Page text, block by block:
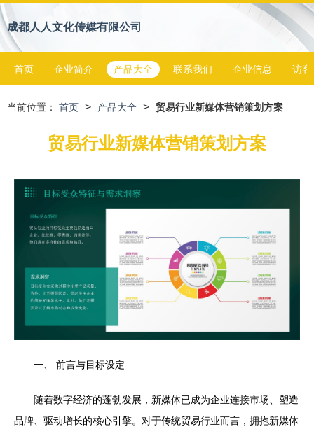
成都人人文化传媒有限公司
首页 企业简介 产品大全 联系我们 企业信息 访客
当前位置： 首页 > 产品大全 > 贸易行业新媒体营销策划方案
贸易行业新媒体营销策划方案
一、 前言与目标设定
随着数字经济的蓬勃发展，新媒体已成为企业连接市场、塑造
品牌、驱动增长的核心引擎。对于传统贸易行业而言，拥抱新媒体